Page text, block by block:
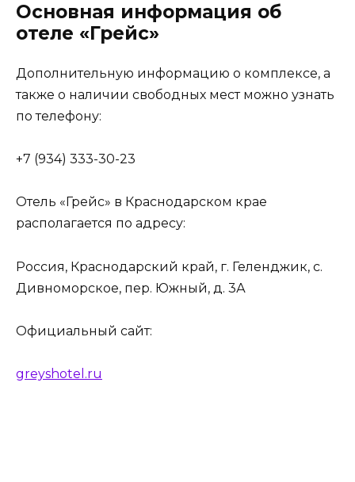
Основная информация об
отеле «Грейс»
Дополнительную информацию о комплексе, а
также о наличии свободных мест можно узнать
по телефону:
+7 (934) 333-30-23
Отель «Грейс» в Краснодарском крае
располагается по адресу:
Россия, Краснодарский край, г. Геленджик, с.
Дивноморское, пер. Южный, д. 3А
Официальный сайт:
greyshotel.ru